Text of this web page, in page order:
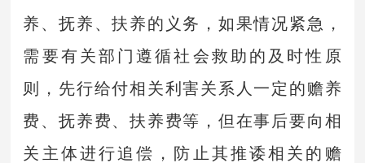
养、抚养、扶养的义务，如果情况紧急，
需要有关部门遵循社会救助的及时性原
则，先行给付相关利害关系人一定的赡养
费、抚养费、扶养费等，但在事后要向相
关主体进行追偿，防止其推诿相关的赡